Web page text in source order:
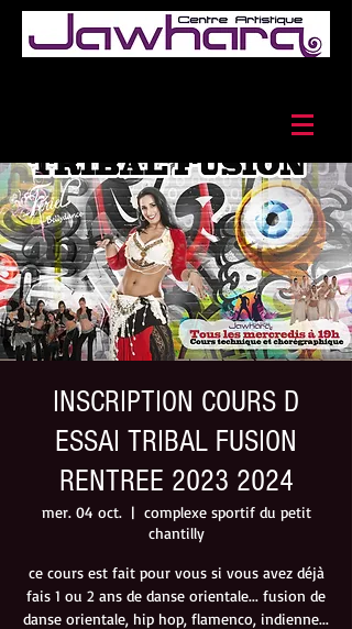
INSCRIPTION COURS D
ESSAI TRIBAL FUSION
RENTREE 2023 2024
mer. 04 oct.
  |
complexe sportif du petit
chantilly
ce cours est fait pour vous si vous avez déjà
fais 1 ou 2 ans de danse orientale... fusion de
danse orientale, hip hop, flamenco, indienne...